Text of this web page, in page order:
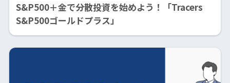
S&P500＋金で分散投資を始めよう！「Tracers
S&P500ゴールドプラス」